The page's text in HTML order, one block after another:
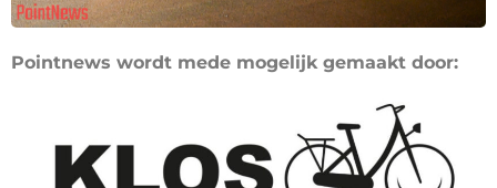
Pointnews wordt mede mogelijk gemaakt door: